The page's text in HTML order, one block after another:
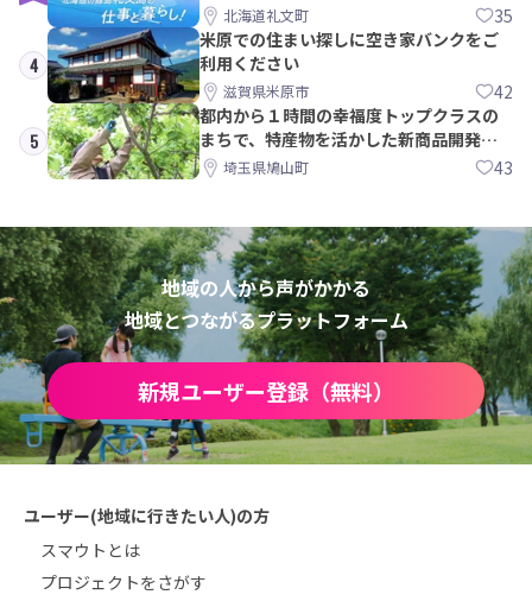
北海道礼文町 35
4
米原での住まい探しに空き家バンクをご
利用ください
滋賀県米原市 42
5
都内から１時間の幸福度トップクラスの
まちで、特産物を活かした新商品開発＆
PRメンバー募集！
埼玉県鳩山町 43
地域の人から声がかかる
地域とつながるプラットフォーム
新規ユーザー登録（無料）
ユーザー(地域に行きたい人)の方
スマウトとは
プロジェクトをさがす